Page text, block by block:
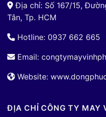
Địa chỉ: Số 167/15,
Tân, Tp. HCM
Hotline: 0937 662 665
Email:
Website:
ĐỊA CHỈ CÔNG TY MAY